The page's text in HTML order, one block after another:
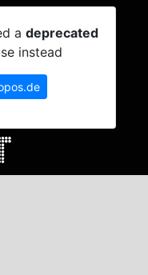
a deprecated
instead